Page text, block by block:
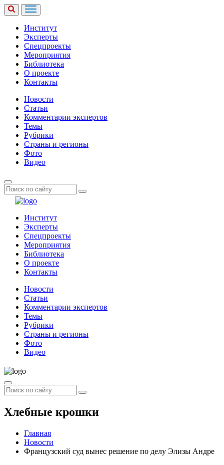
Институт
Эксперты
Спецпроекты
Мероприятия
Библиотека
О проекте
Контакты
Новости
Статьи
Комментарии экспертов
Темы
Рубрики
Страны и регионы
Фото
Видео
Институт
Эксперты
Спецпроекты
Мероприятия
Библиотека
О проекте
Контакты
Новости
Статьи
Комментарии экспертов
Темы
Рубрики
Страны и регионы
Фото
Видео
Хлебные крошки
Главная
Новости
Французский суд вынес решение по делу Элизы Андре